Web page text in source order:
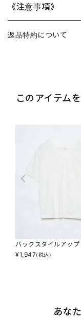
《注意事項》
返品特約について
このアイテム
バックスタイルアップ
¥1,947(税込)
あな